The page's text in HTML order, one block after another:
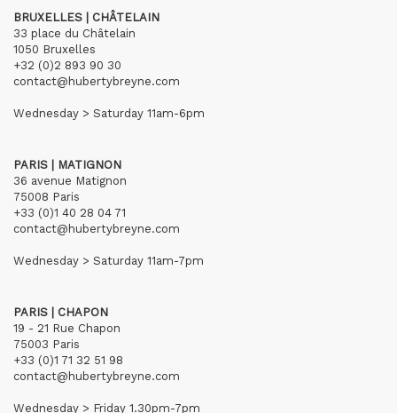
BRUXELLES | CHÂTELAIN
33 place du Châtelain
1050 Bruxelles
+32 (0)2 893 90 30
contact@hubertybreyne.com
Wednesday > Saturday 11am-6pm
PARIS | MATIGNON
36 avenue Matignon
75008 Paris
+33 (0)1 40 28 04 71
contact@hubertybreyne.com
Wednesday > Saturday 11am-7pm
PARIS | CHAPON
19 - 21 Rue Chapon
75003 Paris
+33 (0)1 71 32 51 98
contact@hubertybreyne.com
Wednesday > Friday 1.30pm-7pm